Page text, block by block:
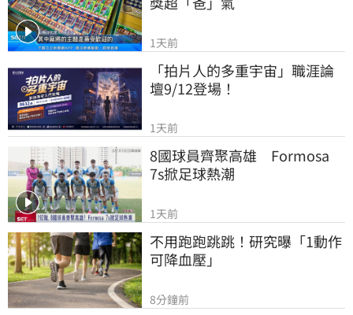
1天前
「拍片人的多重宇宙」職涯論
壇9/12登場！
1天前
8國球員齊聚高雄　Formosa
7s掀足球熱潮
1天前
不用跑跑跳跳！研究曝「1動作
可降血壓」
8分鐘前